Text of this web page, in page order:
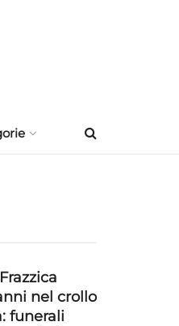
nel crollo
funerali